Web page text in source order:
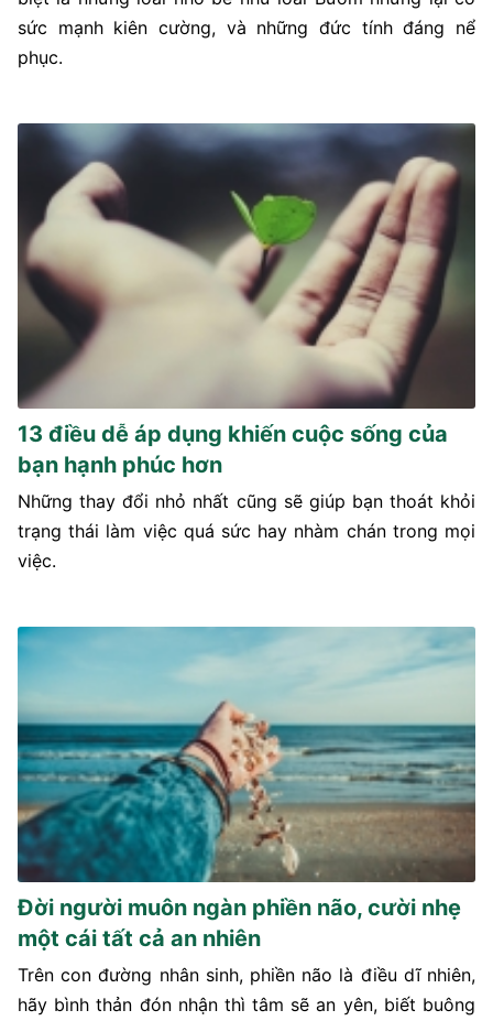
sức mạnh kiên cường, và những đức tính đáng nể
phục.
13 điều dễ áp dụng khiến cuộc sống của
bạn hạnh phúc hơn
Những thay đổi nhỏ nhất cũng sẽ giúp bạn thoát khỏi
trạng thái làm việc quá sức hay nhàm chán trong mọi
việc.
Đời người muôn ngàn phiền não, cười nhẹ
một cái tất cả an nhiên
Trên con đường nhân sinh, phiền não là điều dĩ nhiên,
hãy bình thản đón nhận thì tâm sẽ an yên, biết buông